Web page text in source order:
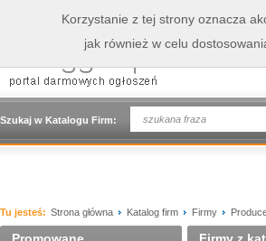
Szukaj w Katalogu Firm:
Tu jesteś: Strona główna Katalog firm Firmy
Korzystanie z tej strony oznacza
jak również w celu